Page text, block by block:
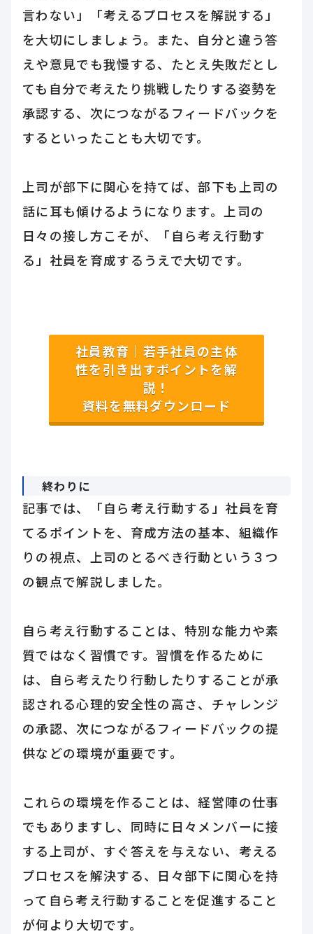
言わない」「考えるプロセスを解説する」
を大切にしましょう。また、自分と違う答
えや意見でも我慢する、たとえ失敗だとし
ても自分で考えたり挑戦したりする姿勢を
承認する、次につながるフィードバックを
するといったことも大切です。
上司が部下に関心を持てば、部下も上司の
話に耳も傾けるようになります。上司の
日々の接し方こそが、「自ら考え行動す
る」社員を育成するうえで大切です。
社員教育｜若手社員の主体
性を引き出すポイントを解
説！
資料を無料ダウンロード
終わりに
記事では、「自ら考え行動する」社員を育
てるポイントを、育成方法の基本、組織作
りの視点、上司のとるべき行動という３つ
の観点で解説しました。
自ら考え行動することは、特別な能力や素
質ではなく習慣です。習慣を作るために
は、自ら考えたり行動したりすることが承
認される心理的安全性の高さ、チャレンジ
の承認、次につながるフィードバックの提
供などの環境が重要です。
これらの環境を作ることは、経営陣の仕事
でもありますし、同時に日々メンバーに接
する上司が、すぐ答えを与えない、考える
プロセスを解決する、日々部下に関心を持
って自ら考え行動することを促進すること
が何より大切です。